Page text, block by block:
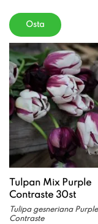
Osta
Tulpan Mix Purple
Contraste 30st
Tulipa gesneriana Purple
Contraste